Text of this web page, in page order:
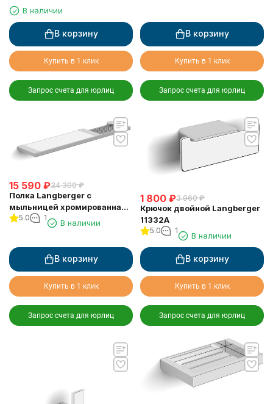
11351EВ наличии
В корзину
Купить в 1 клик
Запрос счета для юрлиц
В корзину
Купить в 1 клик
Запрос счета для юрлиц
15 590 ₽34 300 ₽
Полка Langberger с
мыльницей хромированная
универсальная к стене 52 см
5.0 1
В наличии
В корзину
Купить в 1 клик
Запрос счета для юрлиц
1 800 ₽3 960 ₽
Крючок двойной Langberger
11332A
5.0 1
В наличии
В корзину
Купить в 1 клик
Запрос счета для юрлиц